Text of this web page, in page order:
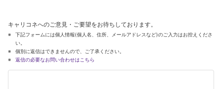
キャリコネへのご意見・ご要望をお待ちしております。
下記フォームには個人情報(個人名、住所、メールアドレスなど)のご入力はお控えくださ
い。
個別に返信はできませんので、ご了承ください。
返信の必要なお問い合わせはこちら